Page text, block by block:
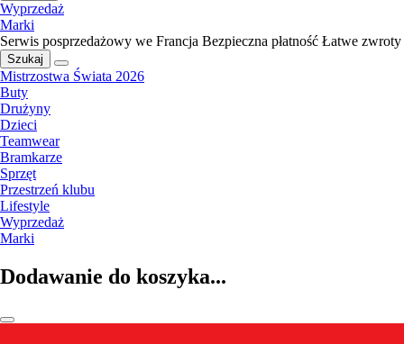
Wyprzedaż
Marki
Serwis posprzedażowy we Francja Bezpieczna płatność Łatwe zwroty
Szukaj
Mistrzostwa Świata 2026
Buty
Drużyny
Dzieci
Teamwear
Bramkarze
Sprzęt
Przestrzeń klubu
Lifestyle
Wyprzedaż
Marki
Dodawanie do koszyka...